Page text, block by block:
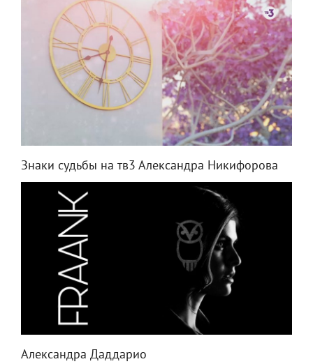
Знаки судьбы на тв3 Александра Никифорова
Александра Даддарио